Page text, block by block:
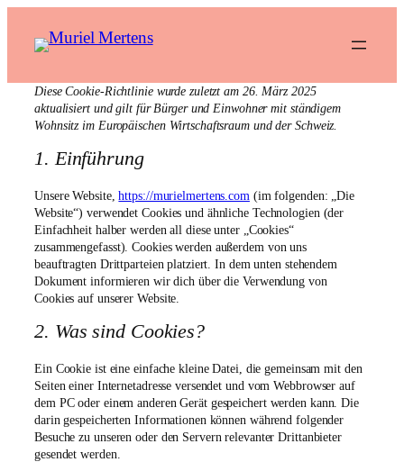
Inhalt
Diese Cookie-Richtlinie wurde zuletzt am 26. März 2025
aktualisiert und gilt für Bürger und Einwohner mit ständigem
Wohnsitz im Europäischen Wirtschaftsraum und der Schweiz.
1. Einführung
Unsere Website,https://murielmertens.com(im folgenden: „Die
Website“) verwendet Cookies und ähnliche Technologien (der
Einfachheit halber werden all diese unter „Cookies“
zusammengefasst). Cookies werden außerdem von uns
beauftragten Drittparteien platziert. In dem unten stehendem
Dokument informieren wir dich über die Verwendung von
Cookies auf unserer Website.
2. Was sind Cookies?
Ein Cookie ist eine einfache kleine Datei, die gemeinsam mit den
Seiten einer Internetadresse versendet und vom Webbrowser auf
dem PC oder einem anderen Gerät gespeichert werden kann. Die
darin gespeicherten Informationen können während folgender
Besuche zu unseren oder den Servern relevanter Drittanbieter
gesendet werden.